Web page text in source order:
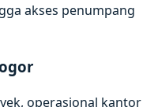
akses penumpang
operasional kantor